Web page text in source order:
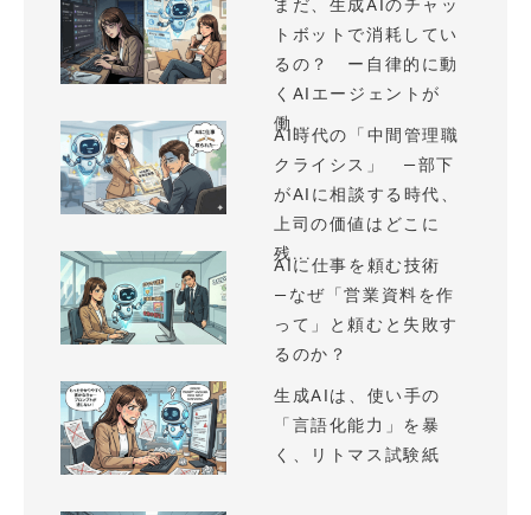
まだ、生成AIのチャッ
トボットで消耗してい
るの？ ー自律的に動
くAIエージェントが
働...
AI時代の「中間管理職
クライシス」 —部下
がAIに相談する時代、
上司の価値はどこに
残...
AIに仕事を頼む技術
—なぜ「営業資料を作
って」と頼むと失敗す
るのか？
生成AIは、使い手の
「言語化能力」を暴
く、リトマス試験紙